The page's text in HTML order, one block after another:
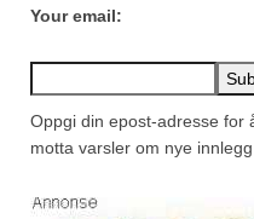
Your email:
Oppgi din epost-adresse for
motta varsler om nye innlegg